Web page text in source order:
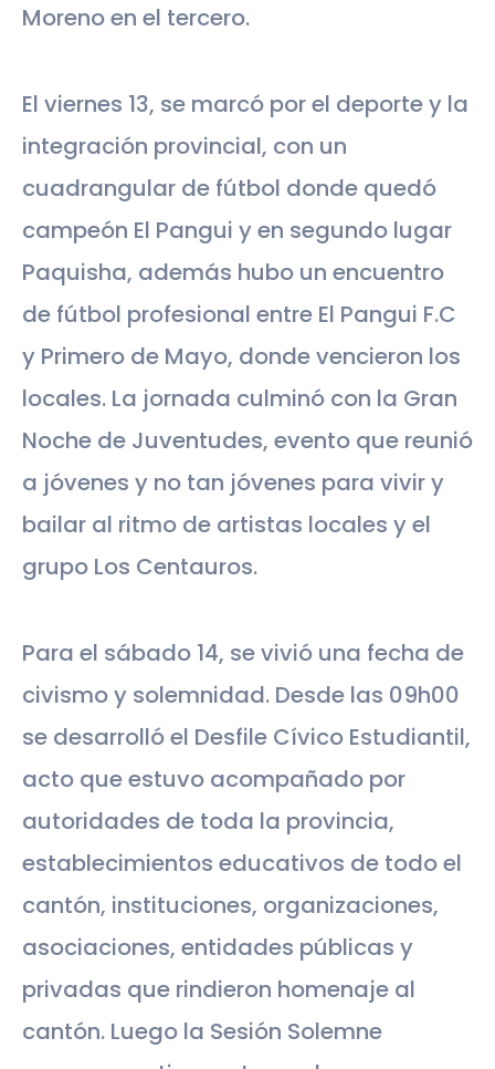
Moreno en el tercero.
El viernes 13, se marcó por el deporte y la
integración provincial, con un
cuadrangular de fútbol donde quedó
campeón El Pangui y en segundo lugar
Paquisha, además hubo un encuentro
de fútbol profesional entre El Pangui F.C
y Primero de Mayo, donde vencieron los
locales. La jornada culminó con la Gran
Noche de Juventudes, evento que reunió
a jóvenes y no tan jóvenes para vivir y
bailar al ritmo de artistas locales y el
grupo Los Centauros.
Para el sábado 14, se vivió una fecha de
civismo y solemnidad. Desde las 09h00
se desarrolló el Desfile Cívico Estudiantil,
acto que estuvo acompañado por
autoridades de toda la provincia,
establecimientos educativos de todo el
cantón, instituciones, organizaciones,
asociaciones, entidades públicas y
privadas que rindieron homenaje al
cantón. Luego la Sesión Solemne